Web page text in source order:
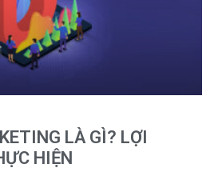
LÀ GÌ? LỢI
HIỆN